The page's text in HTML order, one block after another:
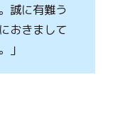
誠に有難う
おきまして
」